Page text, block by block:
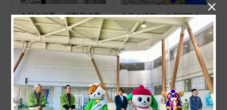
今日の浅草。 総動員で雪
かきです。 #マナーを守っ
て楽しい街歩き #浅草 #...
今日の浅草。 台東区民会
館9階ホールで開催中の
『たいとう江戸もの市』...
